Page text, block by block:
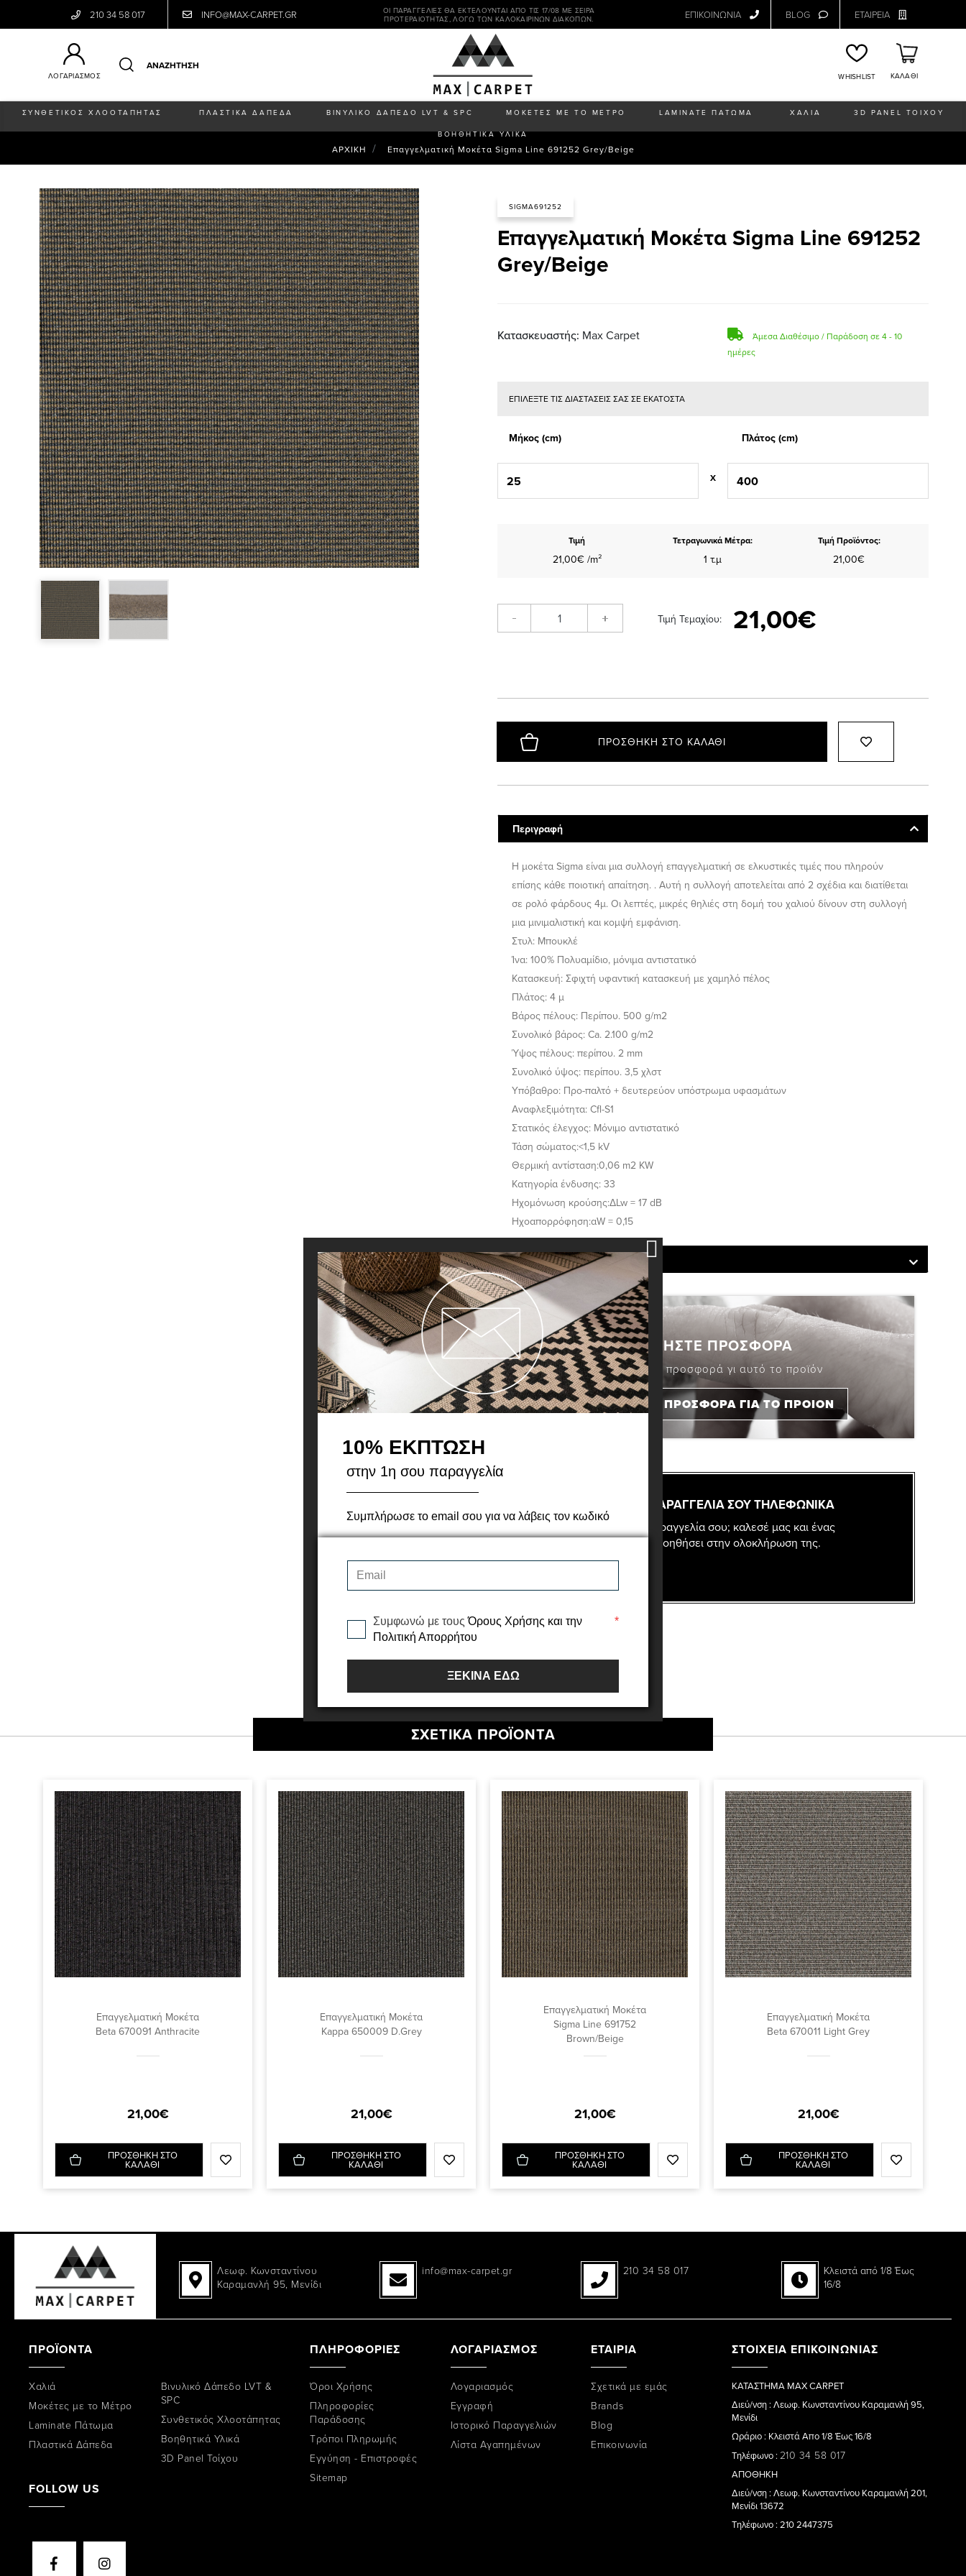
210 34 58 017 INFO@MAX-CARPET.GR
ΟΙ ΠΑΡΑΓΓΕΛΊΕΣ ΘΑ ΕΚΤΕΛΟΎΝΤΑΙ ΑΠΌ ΤΙΣ 17/08 ΜΕ ΣΕΙΡΆ
ΠΡΟΤΕΡΑΙΌΤΗΤΑΣ, ΛΌΓΩ ΤΩΝ ΚΑΛΟΚΑΙΡΙΝΏΝ ΔΙΑΚΟΠΏΝ.
ΕΠΙΚΟΙΝΩΝΙΑ BLOG ΕΤΑΙΡΕΙΑ
ΛΟΓΑΡΙΑΣΜΟΣ WHISHLIST ΚΑΛΑΘΙ
ΣΥΝΘΕΤΙΚΟΣ ΧΛΟΟΤΑΠΗΤΑΣ ΠΛΑΣΤΙΚΑ ΔΑΠΕΔΑ ΒΙΝΥΛΙΚΟ ΔΑΠΕΔΟ LVT & SPC ΜΟΚΕΤΕΣ ΜΕ ΤΟ ΜΕΤΡΟ LAMINATE ΠΑΤΩΜΑ ΧΑΛΙΑ 3D PANEL ΤΟΙΧΟΥ
ΒΟΗΘΗΤΙΚΑ ΥΛΙΚΑ
ΑΡΧΙΚΗ Επαγγελματική Μοκέτα Sigma Line 691252 Grey/Beige
SIGMA691252
Επαγγελματική Μοκέτα Sigma Line 691252
Grey/Beige
Κατασκευαστής: Max Carpet
Άμεσα Διαθέσιμο / Παράδοση σε 4 - 10
ημέρες
ΕΠΙΛΕΞΤΕ ΤΙΣ ΔΙΑΣΤΑΣΕΙΣ ΣΑΣ ΣΕ ΕΚΑΤΟΣΤΑ
Μήκος (cm) Πλάτος (cm)
X
Τιμή
21,00€ /m²
Τετραγωνικά Μέτρα:
1 τ.μ
Τιμή Προϊόντος:
21,00€
- + Τιμή Τεμαχίου: 21,00€
ΠΡΟΣΘΉΚΗ ΣΤΟ ΚΑΛΆΘΙ
Περιγραφή
Η μοκέτα Sigma είναι μια συλλογή επαγγελματική σε ελκυστικές τιμές που πληρούν
επίσης κάθε ποιοτική απαίτηση. . Αυτή η συλλογή αποτελείται από 2 σχέδια και διατίθεται
σε ρολό φάρδους 4μ. Οι λεπτές, μικρές θηλιές στη δομή του χαλιού δίνουν στη συλλογή
μια μινιμαλιστική και κομψή εμφάνιση.
Στυλ: Μπουκλέ
Ίνα: 100% Πολυαμίδιο, μόνιμα αντιστατικό
Κατασκευή: Σφιχτή υφαντική κατασκευή με χαμηλό πέλος
Πλάτος: 4 μ
Βάρος πέλους: Περίπου. 500 g/m2
Συνολικό βάρος: Ca. 2.100 g/m2
Ύψος πέλους: περίπου. 2 mm
Συνολικό ύψος: περίπου. 3,5 χλστ
Υπόβαθρο: Προ-παλτό + δευτερεύον υπόστρωμα υφασμάτων
Αναφλεξιμότητα: Cfl-S1
Στατικός έλεγχος: Μόνιμο αντιστατικό
Τάση σώματος:<1,5 kV
Θερμική αντίσταση:0,06 m2 KW
Κατηγορία ένδυσης: 33
Ηχομόνωση κρούσης:ΔLw = 17 dB
Ηχοαπορρόφηση:αW = 0,15
Αποστολές - Μεταφορικά
ΖΗΤΗΣΤΕ ΠΡΟΣΦΟΡΑ
Ζήτησε μια προσφορά γι αυτό το προϊόν
ΖΗΤΗΣΤΕ ΠΡΟΣΦΟΡΑ ΓΙΑ ΤΟ ΠΡΟΙΟΝ
ΟΛΟΚΛΗΡΩΣΕ ΤΗΝ ΠΑΡΑΓΓΕΛΙΑ ΣΟΥ ΤΗΛΕΦΩΝΙΚΑ
Δυσκολεύεσαι με την παραγγελία σου; καλεσέ μας και ένας
εκπρόσωπος μας θα σε βοηθήσει στην ολοκλήρωση της.
210 34 58 017
ΣΧΕΤΙΚΆ ΠΡΟΪΌΝΤΑ
Επαγγελματική Μοκέτα
Beta 670091 Anthracite
21,00€
ΠΡΟΣΘΗΚΗ ΣΤΟ
ΚΑΛΑΘΙ
Επαγγελματική Μοκέτα
Kappa 650009 D.Grey
21,00€
ΠΡΟΣΘΗΚΗ ΣΤΟ
ΚΑΛΑΘΙ
Επαγγελματική Μοκέτα
Sigma Line 691752
Brown/Beige
21,00€
ΠΡΟΣΘΗΚΗ ΣΤΟ
ΚΑΛΑΘΙ
Επαγγελματική Μοκέτα
Beta 670011 Light Grey
21,00€
ΠΡΟΣΘΗΚΗ ΣΤΟ
ΚΑΛΑΘΙ
Λεωφ. Κωνσταντίνου
Καραμανλή 95, Μενίδι
info@max-carpet.gr 210 34 58 017
Κλειστά από 1/8 Έως
16/8
ΠΡΟΪΟΝΤΑ
Χαλιά
Μοκέτες με το Μέτρο
Laminate Πάτωμα
Πλαστικά Δάπεδα
Βινυλικό Δάπεδο LVT &
SPC
Συνθετικός Χλοοτάπητας
Βοηθητικά Υλικά
3D Panel Τοίχου
FOLLOW US
ΠΛΗΡΟΦΟΡΙΕΣ
Όροι Χρήσης
Πληροφορίες
Παράδοσης
Tρόποι Πληρωμής
Εγγύηση - Επιστροφές
Sitemap
ΛΟΓΑΡΙΑΣΜΟΣ
Λογαριασμός
Εγγραφή
Ιστορικό Παραγγελιών
Λίστα Αγαπημένων
ΕΤΑΙΡΙΑ
Σχετικά με εμάς
Brands
Blog
Επικοινωνία
ΣΤΟΙΧΕΙΑ ΕΠΙΚΟΙΝΩΝΙΑΣ
ΚΑΤΑΣΤΗΜΑ MAX CARPET
Διεύ/νση : Λεωφ. Κωνσταντίνου Καραμανλή 95,
Μενίδι
Ωράριο : Κλειστά Απο 1/8 Έως 16/8
Τηλέφωνο : 210 34 58 017
ΑΠΟΘΗΚΗ
Διεύ/νση : Λεωφ. Κωνσταντίνου Καραμανλή 201,
Μενίδι 13672
Τηλέφωνο : 210 2447375
10% ΕΚΠΤΩΣΗ
στην 1η σου παραγγελία
Συμπλήρωσε το email σου για να λάβεις τον κωδικό
Συμφωνώ με τουςΌρους Χρήσης και την
Πολιτική Απορρήτου
*
ΞΕΚΙΝΑ ΕΔΩ